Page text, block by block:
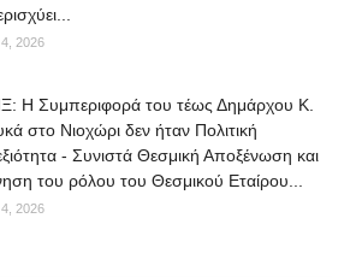
2026
Η Συμπεριφορά του τέως Δημάρχου Κ.
στο Νιοχώρι δεν ήταν Πολιτική
- Συνιστά Θεσμική Αποξένωση και
του ρόλου του Θεσμικού Εταίρου...
2026